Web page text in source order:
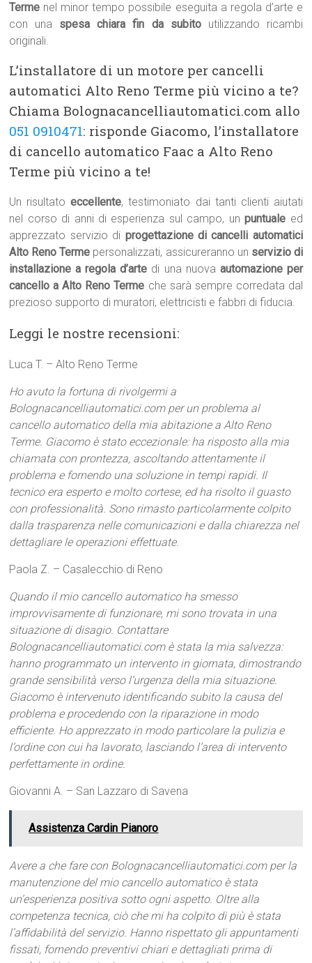
Terme nel minor tempo possibile eseguita a regola d’arte e
con una spesa chiara fin da subitoutilizzando ricambi
originali.
L’installatore di un motore per cancelli
automatici Alto Reno Terme più vicino a te?
Chiama Bolognacancelliautomatici.com allo
051 0910471: risponde Giacomo, l’installatore
di cancello automatico Faac a Alto Reno
Terme più vicino a te!
Un risultatoeccellente, testimoniato dai tanti clienti aiutati
nel corso di anni di esperienza sul campo, unpuntuale ed
apprezzato servizio di progettazione di cancelli automatici
Alto Reno Terme personalizzati, assicureranno un servizio di
installazione a regola d’arte di una nuova automazione per
cancello a Alto Reno Terme che sarà sempre corredata dal
prezioso supporto di muratori, elettricisti e fabbri di fiducia.
Leggi le nostre recensioni:
Luca T. – Alto Reno Terme
Ho avuto la fortuna di rivolgermi a
Bolognacancelliautomatici.com per un problema al
cancello automatico della mia abitazione a Alto Reno
Terme. Giacomo è stato eccezionale: ha risposto alla mia
chiamata con prontezza, ascoltando attentamente il
problema e fornendo una soluzione in tempi rapidi. Il
tecnico era esperto e molto cortese, ed ha risolto il guasto
con professionalità. Sono rimasto particolarmente colpito
dalla trasparenza nelle comunicazioni e dalla chiarezza nel
dettagliare le operazioni effettuate.
Paola Z. – Casalecchio di Reno
Quando il mio cancello automatico ha smesso
improvvisamente di funzionare, mi sono trovata in una
situazione di disagio. Contattare
Bolognacancelliautomatici.com è stata la mia salvezza:
hanno programmato un intervento in giornata, dimostrando
grande sensibilità verso l’urgenza della mia situazione.
Giacomo è intervenuto identificando subito la causa del
problema e procedendo con la riparazione in modo
efficiente. Ho apprezzato in modo particolare la pulizia e
l’ordine con cui ha lavorato, lasciando l’area di intervento
perfettamente in ordine.
Giovanni A. – San Lazzaro di Savena
Assistenza Cardin Pianoro
Avere a che fare con Bolognacancelliautomatici.com per la
manutenzione del mio cancello automatico è stata
un’esperienza positiva sotto ogni aspetto. Oltre alla
competenza tecnica, ciò che mi ha colpito di più è stata
l’affidabilità del servizio. Hanno rispettato gli appuntamenti
fissati, fornendo preventivi chiari e dettagliati prima di